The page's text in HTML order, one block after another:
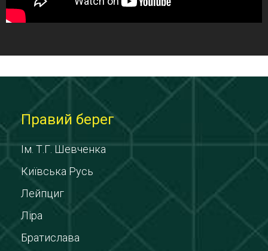
Правий берег
Ім. Т.Г. Шевченка
Київська Русь
Лейпциг
Ліра
Братислава